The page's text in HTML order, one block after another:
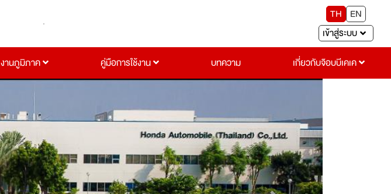
TH
EN
เข้าสู่ระบบ
งานภูมิภาค คู่มือการใช้งาน บทความ เกี่ยวกับจ๊อบบีเคเค